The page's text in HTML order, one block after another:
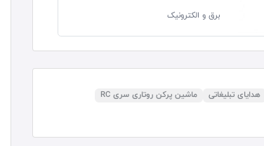
برق و الکترونیک
هدایای تبلیغاتی
ماشین پرکن روتاری سری RC